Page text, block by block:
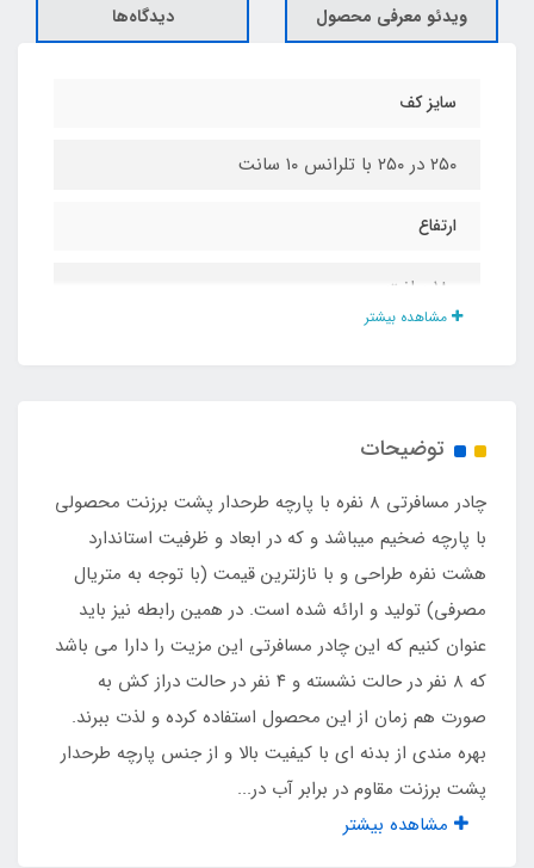
ویدئو معرفی محصول دیدگاه‌ها
سایز کف
۲۵۰ در ۲۵۰ با تلرانس ۱۰ سانت
ارتفاع
۱۸۰ سانت
کف ضخیم پارچه تفلون
نوع اسکلت
فنری با روکش پلاستیکی و نوار ابریشم
جیب داخلی
دارد
بند آویز لامپ
مشاهده بیشتر
توضیحات
چادر مسافرتی ۸ نفره با پارچه طرحدار پشت برزنت محصولی
با پارچه ضخیم میباشد و که در ابعاد و ظرفیت استاندارد
هشت نفره طراحی و با نازلترین قیمت (با توجه به متریال
مصرفی) تولید و ارائه شده است. در همین رابطه نیز باید
عنوان کنیم که این چادر مسافرتی این مزیت را دارا می باشد
که ۸ نفر در حالت نشسته و ۴ نفر در حالت دراز کش به
صورت هم زمان از این محصول استفاده کرده و لذت ببرند.
بهره مندی از بدنه ای با کیفیت بالا و از جنس پارچه طرحدار
پشت برزنت مقاوم در برابر آب در...
مشاهده بیشتر